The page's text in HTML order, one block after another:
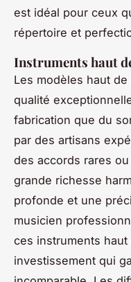
est idéal pour ceux
répertoire et
Instruments haut
Les modèles haut
qualité
fabrication que du
par des artisans
des accords rares
grande richesse
profonde et une
musicien
ces instruments
investissement qui